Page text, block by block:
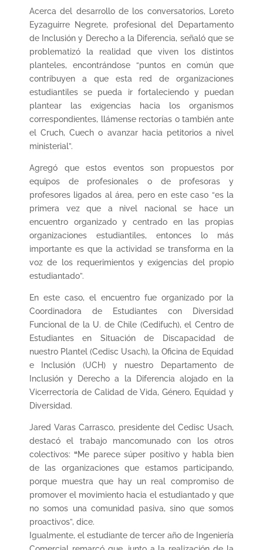
Acerca del desarrollo de los conversatorios, Loreto
Eyzaguirre Negrete, profesional del Departamento
de Inclusión y Derecho a la Diferencia, señaló que se
problematizó la realidad que viven los distintos
planteles, encontrándose “puntos en común que
contribuyen a que esta red de organizaciones
estudiantiles se pueda ir fortaleciendo y puedan
plantear las exigencias hacia los organismos
correspondientes, llámense rectorías o también ante
el Cruch, Cuech o avanzar hacia petitorios a nivel
ministerial”.
Agregó que estos eventos son propuestos por
equipos de profesionales o de profesoras y
profesores ligados al área, pero en este caso “es la
primera vez que a nivel nacional se hace un
encuentro organizado y centrado en las propias
organizaciones estudiantiles, entonces lo más
importante es que la actividad se transforma en la
voz de los requerimientos y exigencias del propio
estudiantado”.
En este caso, el encuentro fue organizado por la
Coordinadora de Estudiantes con Diversidad
Funcional de la U. de Chile (Cedifuch), el Centro de
Estudiantes en Situación de Discapacidad de
nuestro Plantel (Cedisc Usach), la Oficina de Equidad
e Inclusión (UCH) y nuestro Departamento de
Inclusión y Derecho a la Diferencia alojado en la
Vicerrectoría de Calidad de Vida, Género, Equidad y
Diversidad.
Jared Varas Carrasco, presidente del Cedisc Usach,
destacó el trabajo mancomunado con los otros
colectivos:“Me parece súper positivo y habla bien
de las organizaciones que estamos participando,
porque muestra que hay un real compromiso de
promover el movimiento hacia el estudiantado y que
no somos una comunidad pasiva, sino que somos
proactivos”, dice.
Igualmente, el estudiante de tercer año de Ingeniería